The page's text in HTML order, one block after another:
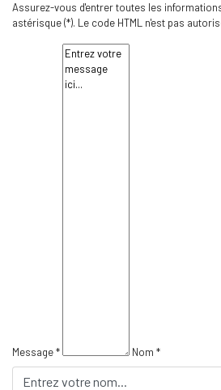
Assurez-vous d'entrer toutes les
astérisque (*). Le code HTML n'est pas
Message * Nom *